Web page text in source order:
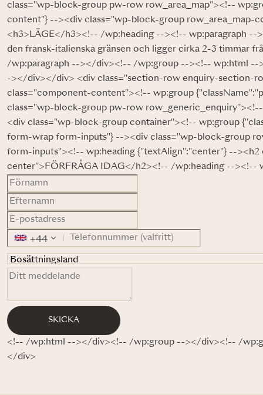
class="wp-block-group pw-row row_area_map"><!--
content"} --><div class="wp-block-group row_area_map-
<h3>LÄGE</h3><!-- /wp:heading --><!-- wp:paragraph --
den fransk-italienska gränsen och ligger cirka 2-3 timmar
/wp:paragraph --></div><!-- /wp:group --><!-- wp:html
-></div></div> <div class="section-row enquiry-section-
class="component-content"><!-- wp:group
class="wp-block-group pw-row
<div class="wp-block-group container"><!-- wp:group
form-wrap form-inputs"} --><div class="wp-block-group
form-inputs"><!-- wp:heading {"textAlign":"center"} --><h2
center">FÖRFRÅGA IDAG</h2><!-- /wp:heading --><!--
+44
SKICKA
<!-- /wp:html --></div><!-- /wp:group --></div><!-- /
</div>